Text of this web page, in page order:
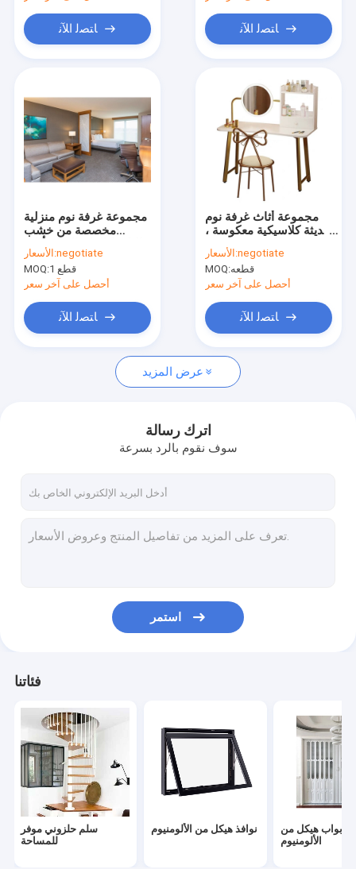
المنتجات
أشرطة فيديو
عرض الواقع الافتراضي
اتصل بنا
سلم حلزوني موفر للمساحة
نوافذ هيكل من الألومنيوم
أبواب هيكل من الألومنيوم
درابزين الدرج الداخلي
خزائن المطبخ المعيارية
خزائن الحمام المخصصة
باب جراج آلي
باب خشبي MDF
أثاث الفندق الراقي
الحائط الساتر الألومنيوم
ﺎﺘﺼﻟ ﺍﻶﻧ ﺎﺘﺼﻟ ﺍﻶﻧ
مجموعة غرفة نوم منزلية
مخصصة من خشب
البلوط الزان الساج أثاث
بسيط وحديث
الأسعار:negotiate
MOQ:
1 قطع
أحصل على آخر سعر
ﺎﺘﺼﻟ ﺍﻶﻧ
مجموعة أثاث غرفة نوم
حديثة كلاسيكية معكوسة ،
طاولة تجميل من
الميلامين
الأسعار:negotiate
MOQ:قطعه
أحصل على آخر سعر
ﺎﺘﺼﻟ ﺍﻶﻧ
عرض المزيد
اترك رسالة
سوف نقوم بالرد بسرعة
استمر
فئاتنا
سلم حلزوني موفر
للمساحة
نوافذ هيكل من الألومنيوم
أبواب هيكل من
الألومنيوم